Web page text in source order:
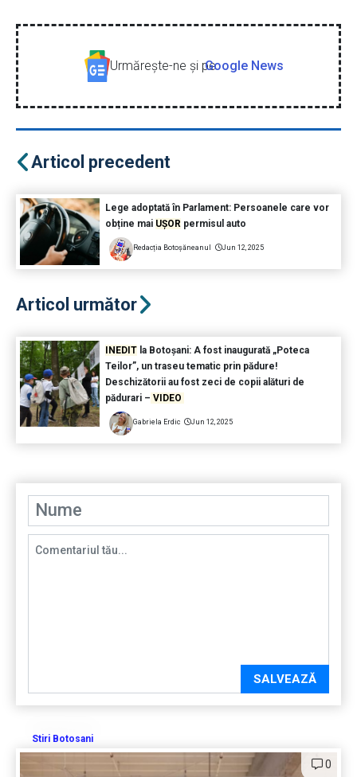
Urmăreşte-ne şi peGoogle News
Articol precedent
Lege adoptată în Parlament: Persoanele care vor
obține mai UȘOR permisul auto
Redacția Botoșăneanul Jun 12, 2025
Articol următor
INEDITla Botoșani: A fost inaugurată „Poteca
Teilor”, un traseu tematic prin pădure!
Deschizătorii au fost zeci de copii alături de
pădurari – VIDEO
Gabriela Erdic Jun 12, 2025
SALVEAZĂ
Stiri Botosani
0